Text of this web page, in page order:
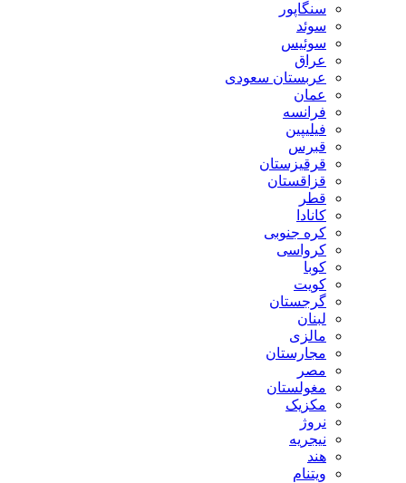
سنگاپور
سوئد
سوئیس
عراق
عربستان سعودی
عمان
فرانسه
فیلیپین
قبرس
قرقیزستان
قزاقستان
قطر
کانادا
کره جنوبی
کرواسی
کوبا
کویت
گرجستان
لبنان
مالزی
مجارستان
مصر
مغولستان
مکزیک
نروژ
نیجریه
هند
ویتنام